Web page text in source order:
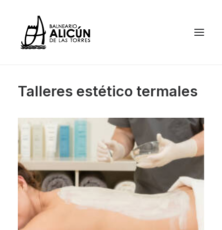
Talleres estético termales